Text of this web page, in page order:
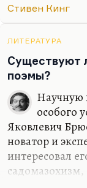
книга, хотя я
Кингу
Стивен Кинг
ЛИТЕРАТУРА
Существуют
поэмы?
Научную
особого
Яковлевич
новатор и
интересовал